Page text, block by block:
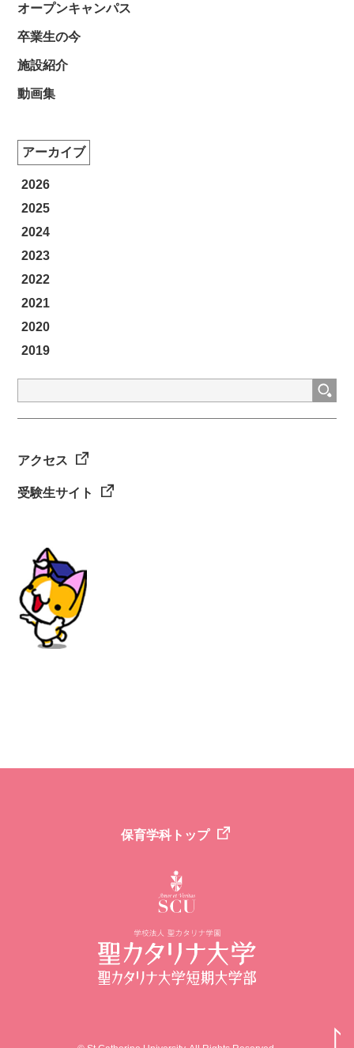
オープンキャンパス
卒業生の今
施設紹介
動画集
アーカイブ
2026
2025
2024
2023
2022
2021
2020
2019
索:
アクセス
受験生サイト
保育学科トップ